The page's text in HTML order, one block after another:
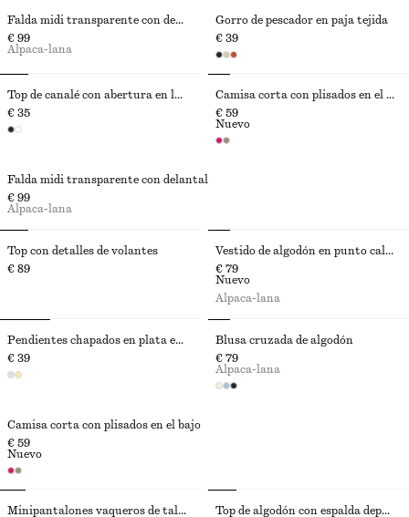
Falda midi transparente con delantal
€ 99
Alpaca-lana
Falda midi transparente con delantal
€ 99
Alpaca-lana
Gorro de pescador en paja tejida
€ 39
Top de canalé con abertura en la espalda
€ 35
Camisa corta con plisados en el bajo
€ 59
Nuevo
Top con detalles de volantes
€ 89
Vestido de algodón en punto calado
€ 79
Nuevo
Alpaca-lana
Camisa corta con plisados en el bajo
€ 59
Nuevo
Pendientes chapados en plata en forma de caracol
€ 39
Blusa cruzada de algodón
€ 79
Alpaca-lana
Minipantalones vaqueros de talle bajo
Top de algodón con espalda deportiva